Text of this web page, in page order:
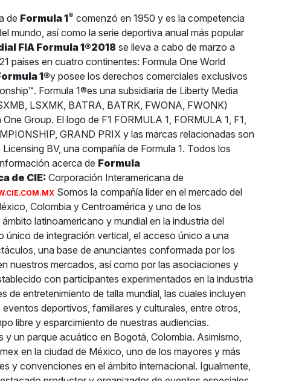
de Formula 1® comenzó en 1950 y es la competencia
mundo, así como la serie deportiva anual más popular
FIA Formula 1®2018se lleva a cabo de marzo a
países en cuatro continentes: Formula One World
1®y posee los derechos comerciales exclusivos
Formula 1®es una subsidiaria de Liberty Media
LSXMK, BATRA, BATRK, FWONA, FWONK)
Group. El logo de F1 FORMULA 1, FORMULA 1, F1,
GRAND PRIX y las marcas relacionadas son
BV, una compañía de Formula 1. Todos los
acerca de Formula
de CIE:Corporación Interamericana de
Somos la compañía líder en el mercado del
Colombia y Centroamérica y uno de los
latinoamericano y mundial en la industria del
único de integración vertical, el acceso único a una
una base de anunciantes conformada por los
nuestros mercados, así como por las asociaciones y
con participantes experimentados en la industria
de entretenimiento de talla mundial, las cuales incluyen
deportivos, familiares y culturales, entre otros,
libre y esparcimiento de nuestras audiencias.
y un parque acuático en Bogotá, Colombia. Asimismo,
en la ciudad de México, uno de los mayores y más
y convenciones en el ámbito internacional. Igualmente,